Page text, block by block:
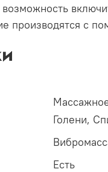
производятся с
Голени,
Есть